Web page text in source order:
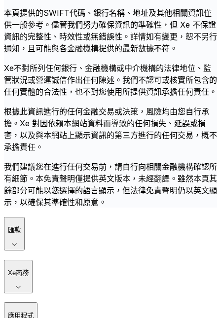
本頁提供的SWIFT代碼、銀行名稱、地址及其他相關資訊僅
供一般參考。儘管我們努力確保資訊的準確性，但 Xe 不保證
資訊的完整性、時效性或無錯誤性。詳情如有變更，恕不另行
通知，且可能與各金融機構提供的最新數據不符。
Xe不對所列任何銀行、金融機構或中介機構的法律地位、監
管狀況或營運誠信作出任何陳述。我們不認可或核實所包含的
任何實體的合法性，也不對您使用所提供資訊承擔任何責任。
根據此資訊進行的任何金融交易或決策，風險均由您自行承
擔。Xe 對因依賴本網站資料而導致的任何損失、延誤或損
害，以及與本網站上顯示資訊的第三方進行的任何交易，概不
承擔責任。
我們建議您在進行任何交易前，請自行向相關金融機構確認所
有細節。本免責聲明僅提供英文版本，未經翻譯。雖然本頁其
餘部分可能以您選擇的語言顯示，但法律免責聲明仍以英文顯
示，以確保其準確性和原意。
匯款
Xe商務
應用程式